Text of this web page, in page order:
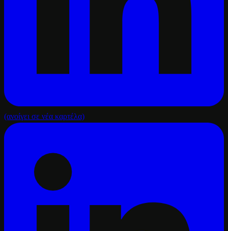
(ανοίγει σε νέα καρτέλα)